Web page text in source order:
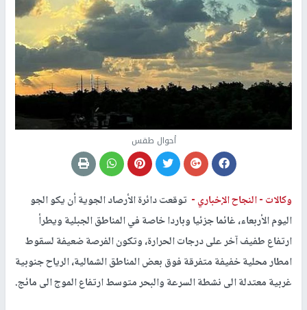
أحوال طقس
وكالات -النجاح الإخباري - توقعت دائرة الأرصاد الجوية أن يكو الجو
اليوم الأربعاء، غائما جزئيا وباردا خاصة في المناطق الجبلية ويطرأ
ارتفاع طفيف آخر على درجات الحرارة، وتكون الفرصة ضعيفة لسقوط
امطار محلية خفيفة متفرقة فوق بعض المناطق الشمالية، الرياح جنوبية
غربية معتدلة الى نشطة السرعة والبحر متوسط ارتفاع الموج الى مائج.